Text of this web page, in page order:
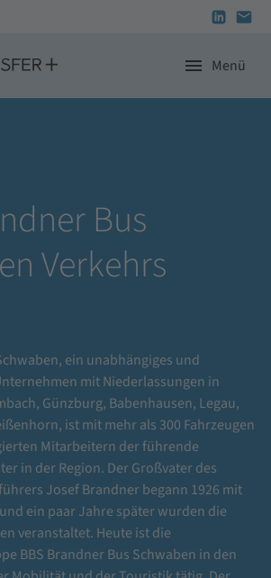
Menü
Bus
Verkehrs
ein unabhängiges und
mit Niederlassungen in
Günzburg, Babenhausen, Legau,
ist mit mehr als 300 Fahrzeugen
Mitarbeitern der führende
in der Region. Der Großvater des
Josef Brandner begann 1926 mit
ein paar Jahre später wurden die
veranstaltet. Heute ist die
BBS Brandner Bus Schwaben in den